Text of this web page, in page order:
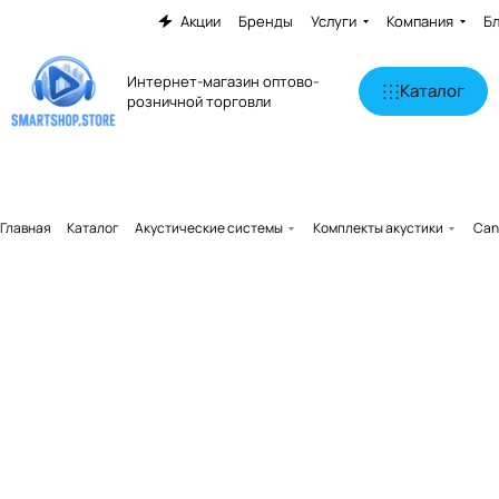
Акции Бренды Услуги Компания
Интернет-магазин оптово-
розничной торговли
Каталог
Главная Каталог Акустические системы Комплекты акустики